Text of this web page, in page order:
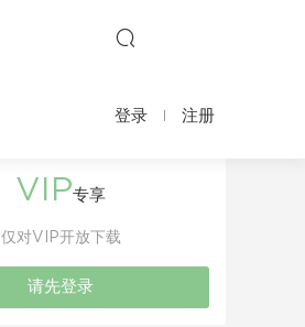
登录 注册
VIP专享
仅对VIP开放下载
请先登录